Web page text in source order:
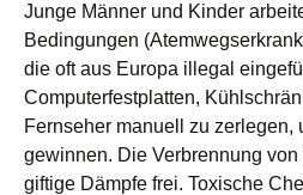
Junge Männer und Kinder
Bedingungen
die oft aus Europa illegal
Computerfestplatten,
Fernseher manuell zu zerlegen,
gewinnen. Die Verbrennung
giftige Dämpfe frei. Toxische